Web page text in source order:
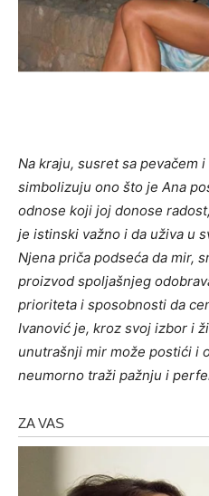
Na kraju, susret sa pevačem
simbolizuju ono što je Ana
odnose koji joj donose
je istinski važno i da uživa u
Njena priča podseća da mir,
proizvod spoljašnjeg
prioriteta i sposobnosti da
Ivanović je, kroz svoj izbor i
unutrašnji mir može postići i
neumorno traži pažnju i